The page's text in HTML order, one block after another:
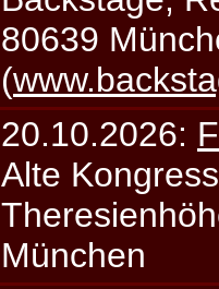
80639
(
20.10.2026:
Alte
München